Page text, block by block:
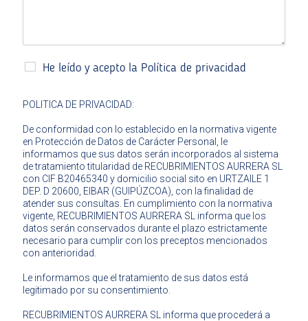
He leído y acepto la Política de privacidad
POLITICA DE PRIVACIDAD:
De conformidad con lo establecido en la normativa vigente
en Protección de Datos de Carácter Personal, le
informamos que sus datos serán incorporados al sistema
de tratamiento titularidad de RECUBRIMIENTOS AURRERA SL
con CIF B20465340 y domicilio social sito en URTZAILE 1
DEP. D 20600, EIBAR (GUIPÚZCOA), con la finalidad de
atender sus consultas. En cumplimiento con la normativa
vigente, RECUBRIMIENTOS AURRERA SL informa que los
datos serán conservados durante el plazo estrictamente
necesario para cumplir con los preceptos mencionados
con anterioridad.
Le informamos que el tratamiento de sus datos está
legitimado por su consentimiento.
RECUBRIMIENTOS AURRERA SL informa que procederá a